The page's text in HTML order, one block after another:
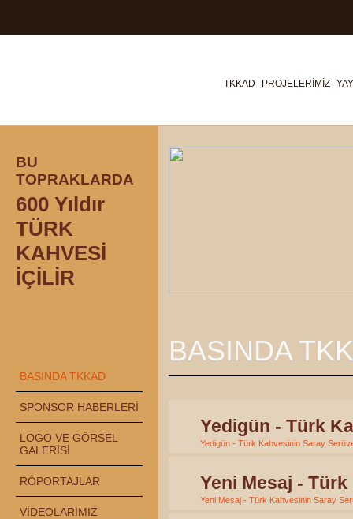
TKKAD PROJELERİMİZ
BU
TOPRAKLARDA
600 Yıldır
TÜRK
KAHVESİ
İÇİLİR
BASINDA TKKAD
SPONSOR HABERLERİ
LOGO VE GÖRSEL
GALERİSİ
RÖPORTAJLAR
VİDEOLARIMIZ
BASINDA
Yedigün - Türk
Yedigün - Türk Kahvesinin Saray
Yeni Mesaj -
Yeni Mesaj - Türk Kahvesinin Saray